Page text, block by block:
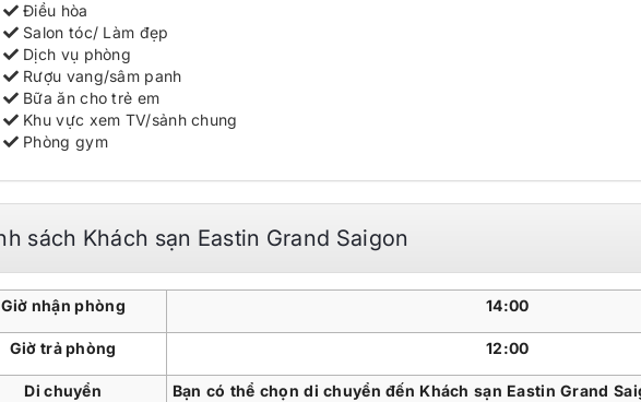
Điều hòa
Salon tóc/ Làm đẹp
Dịch vụ phòng
Rượu vang/sâm panh
Bữa ăn cho trẻ em
Khu vực xem TV/sảnh chung
Phòng gym
sách Khách sạn Eastin Grand Saigon
Giờ nhận phòng 14:00
Giờ trả phòng 12:00
Di chuyển
Bạn có thể chọn di chuyển đến Khách sạn Eastin Grand